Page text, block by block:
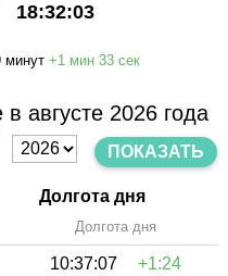
18:32:03
минут +1 мин 33 сек
августе 2026 года
ПОКАЗАТЬ
Долгота дня
Долгота дня
10:37:07
+1:24